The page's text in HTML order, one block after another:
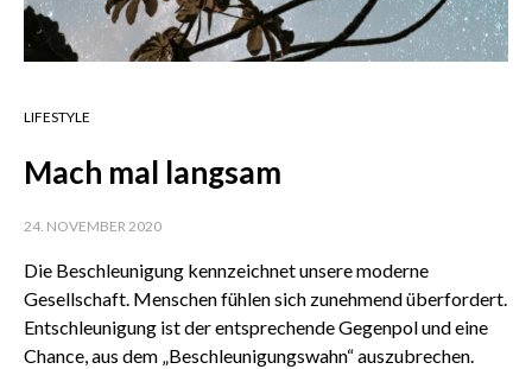
LIFESTYLE
Mach mal langsam
24. NOVEMBER 2020
Die Beschleunigung kennzeichnet unsere moderne
Gesellschaft. Menschen fühlen sich zunehmend überfordert.
Entschleunigung ist der entsprechende Gegenpol und eine
Chance, aus dem „Beschleunigungswahn“ auszubrechen.